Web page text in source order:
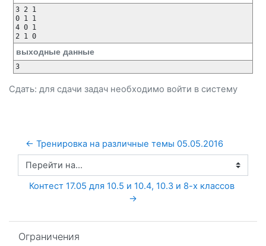
3 2 1
0 1 1
4 0 1
2 1 0
выходные данные
3
Сдать: для сдачи задач необходимо войти в систему
← Тренировка на различные темы 05.05.2016
Перейти на...
Контест 17.05 для 10.5 и 10.4, 10.3 и 8-х классов
→
Ограничения